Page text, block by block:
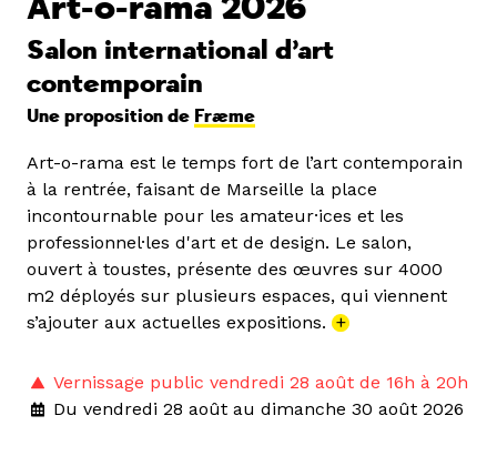
Salon international d’art
contemporain
Une proposition de Fræme
Art-o-rama est le temps fort de l’art contemporain
à la rentrée, faisant de Marseille la place
incontournable pour les amateur·ices et les
professionnel·les d'art et de design. Le salon,
ouvert à toustes, présente des œuvres sur 4000
m2 déployés sur plusieurs espaces, qui viennent
s’ajouter aux actuelles expositions. +
Vernissage public vendredi 28 août de 16h à 20h
Du vendredi 28 août au dimanche 30 août 2026